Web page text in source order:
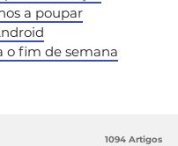
a poupar
o fim de semana
1094 Artigos